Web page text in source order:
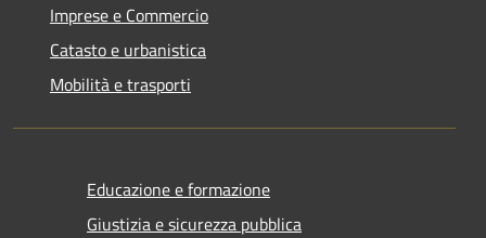
Imprese e Commercio
Catasto e urbanistica
Mobilità e trasporti
Educazione e formazione
Giustizia e sicurezza pubblica